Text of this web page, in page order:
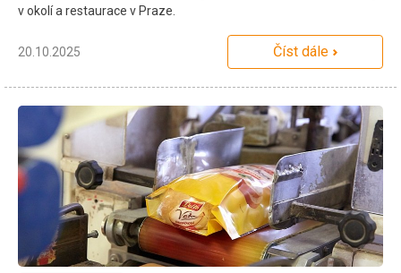
v okolí a restaurace v Praze.
20.10.2025 Číst dále